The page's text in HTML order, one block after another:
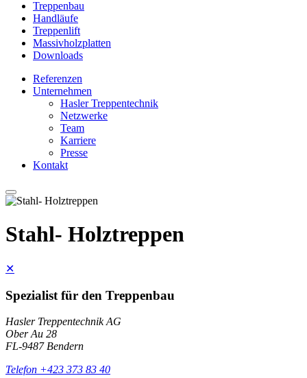
Treppenbau
Handläufe
Treppenlift
Massivholzplatten
Downloads
Referenzen
Unternehmen
Hasler Treppentechnik
Netzwerke
Team
Karriere
Presse
Kontakt
Stahl- Holztreppen
✕
Spezialist für den Treppenbau
Hasler Treppentechnik AG
Ober Au 28
FL-9487 Bendern
Telefon +423 373 83 40